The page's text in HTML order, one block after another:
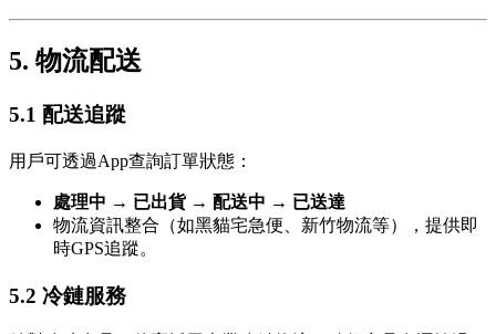
5. 物流配送
5.1 配送追蹤
用戶可透過App查詢訂單狀態：
處理中 → 已出貨→ 配送中 → 已送達
物流資訊整合（如黑貓宅急便、新竹物流等），提供即
時GPS追蹤。
5.2 冷鏈服務